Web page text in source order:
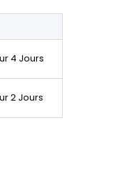
4 Jours
2 Jours